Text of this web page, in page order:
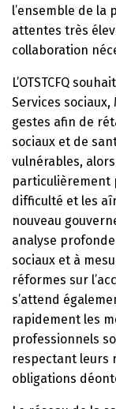
l’ensemble de la
attentes très
collaboration
L’OTSTCFQ
Services
gestes afin de
sociaux et de
vulnérables,
particulièrement
difficulté et les
nouveau
analyse
sociaux et à
réformes sur
s’attend
rapidement les
professionnels
respectant leurs
obligations